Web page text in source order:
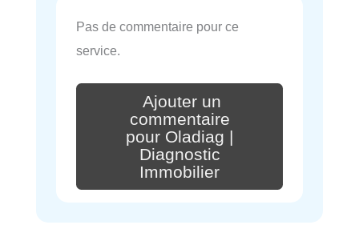
Pas de commentaire pour ce
service.
Ajouter un
commentaire
pour Oladiag |
Diagnostic
Immobilier